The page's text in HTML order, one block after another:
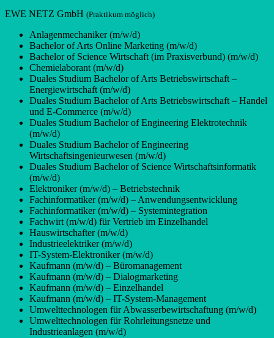
EWE NETZ GmbH (Praktikum möglich)
Anlagenmechaniker (m/w/d)
Bachelor of Arts Online Marketing (m/w/d)
Bachelor of Science Wirtschaft (im Praxisverbund) (m/w/d)
Chemielaborant (m/w/d)
Duales Studium Bachelor of Arts Betriebswirtschaft –
Energiewirtschaft (m/w/d)
Duales Studium Bachelor of Arts Betriebswirtschaft – Handel
und E-Commerce (m/w/d)
Duales Studium Bachelor of Engineering Elektrotechnik
(m/w/d)
Duales Studium Bachelor of Engineering
Wirtschaftsingenieurwesen (m/w/d)
Duales Studium Bachelor of Science Wirtschaftsinformatik
(m/w/d)
Elektroniker (m/w/d) – Betriebstechnik
Fachinformatiker (m/w/d) – Anwendungsentwicklung
Fachinformatiker (m/w/d) – Systemintegration
Fachwirt (m/w/d) für Vertrieb im Einzelhandel
Hauswirtschafter (m/w/d)
Industrieelektriker (m/w/d)
IT-System-Elektroniker (m/w/d)
Kaufmann (m/w/d) – Büromanagement
Kaufmann (m/w/d) – Dialogmarketing
Kaufmann (m/w/d) – Einzelhandel
Kaufmann (m/w/d) – IT-System-Management
Umwelttechnologen für Abwasserbewirtschaftung (m/w/d)
Umwelttechnologen für Rohrleitungsnetze und
Industrieanlagen (m/w/d)